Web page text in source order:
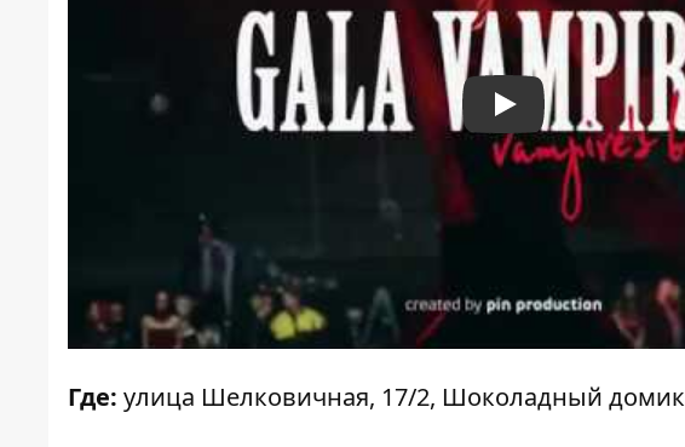
Play
Где: улица Шелковичная, 17/2, Шоколадный домик